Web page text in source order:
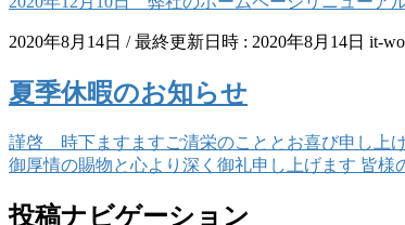
2020年8月14日 / 最終更新日時 : 2020年8月14日 it-
夏季休暇のお知らせ
謹啓 時下ますますご清栄のこととお喜び申し上
御厚情の賜物と心より深く御礼申し上げます 皆
投稿ナビゲーション